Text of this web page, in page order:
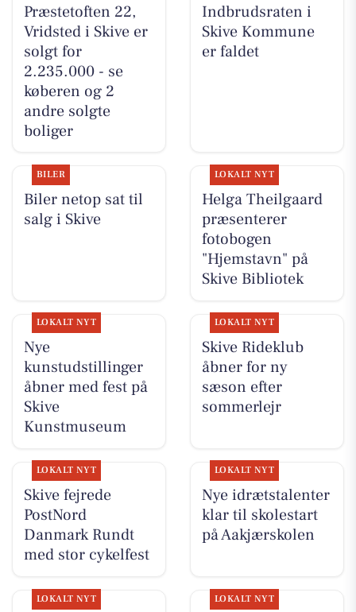
Præstetoften 22,
Vridsted i Skive er
solgt for
2.235.000 - se
køberen og 2
andre solgte
boliger
Indbrudsraten i
Skive Kommune
er faldet
BILER
Biler netop sat til
salg i Skive
LOKALT NYT
Helga Theilgaard
præsenterer
fotobogen
"Hjemstavn" på
Skive Bibliotek
LOKALT NYT
Nye
kunstudstillinger
åbner med fest på
Skive
Kunstmuseum
LOKALT NYT
Skive Rideklub
åbner for ny
sæson efter
sommerlejr
LOKALT NYT
Skive fejrede
PostNord
Danmark Rundt
med stor cykelfest
LOKALT NYT
Nye idrætstalenter
klar til skolestart
på Aakjærskolen
LOKALT NYT LOKALT NYT